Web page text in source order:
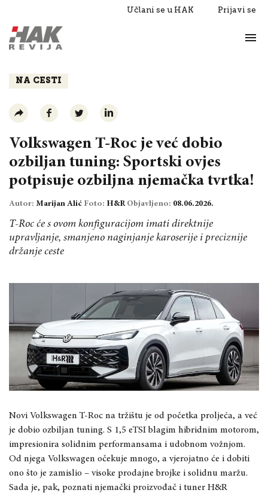
Učlani se u HAK Prijavi se
Razgovori
NA CESTI
Volkswagen T-Roc je već dobio
ozbiljan tuning: Sportski ovjes
potpisuje ozbiljna njemačka tvrtka!
Autor: Marijan Alić Foto: H&R Objavljeno: 08.06.2026.
T-Roc će s ovom konfiguracijom imati direktnije
upravljanje, smanjeno naginjanje karoserije i preciznije
držanje ceste
Novi Volkswagen T-Roc na tržištu je od početka proljeća, a već
je dobio ozbiljan tuning. S 1,5 eTSI blagim hibridnim motorom,
impresionira solidnim performansama i udobnom vožnjom.
Od njega Volkswagen očekuje mnogo, a vjerojatno će i dobiti
ono što je zamislio – visoke prodajne brojke i solidnu maržu.
Sada je, pak, poznati njemački proizvođač i tuner H&R